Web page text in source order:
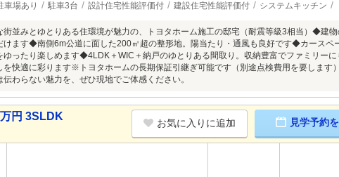
車場あり 駐車3台 設計住宅性能評価付 建設住宅性能評価付 システムキッチン
並みとゆとりある住環境が魅力の、トヨタホーム施工の邸宅（耐震等級3相当）◆建
けます◆南側6m公道に面した200㎡超の整形地。陽当たり・通風も良好です◆カースペ
ゆったり楽しめます◆4LDK＋WIC＋納戸のゆとりある間取り。収納豊富でファミリー
を快適に彩ります※トヨタホームの長期保証引継ぎ可能です（別途点検費用を要します
伝わらない魅力を、ぜひ現地でご体感ください。
円 3SLDK
お気に入りに追加 見学予約